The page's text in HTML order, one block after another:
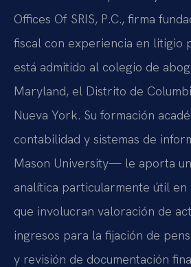
Offices Of SRIS, P.C., firma
fiscal con experiencia en litigio
está admitido al colegio de
Maryland, el Distrito de
Nueva York. Su formación
contabilidad y sistemas de
Mason University— le aporta
analítica particularmente útil en
que involucran valoración de
ingresos para la fijación de
y revisión de documentación